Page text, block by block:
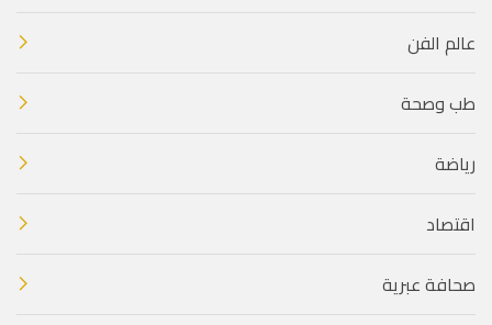
عالم الفن
طب وصحة
رياضة
اقتصاد
صحافة عبرية